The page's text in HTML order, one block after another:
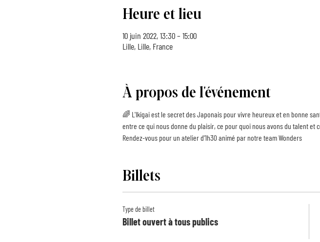
Heure et lieu
10 juin 2022, 13:30 – 15:00
Lille, Lille, France
À propos de l'événement
🌈 L'Ikigai est le secret des Japonais pour vivre heureux et en bonne
entre ce qui nous donne du plaisir, ce pour quoi nous avons du talent et
Rendez-vous pour un atelier d'1h30 animé par notre team Wonders
Billets
Type de billet
Billet ouvert à tous publics